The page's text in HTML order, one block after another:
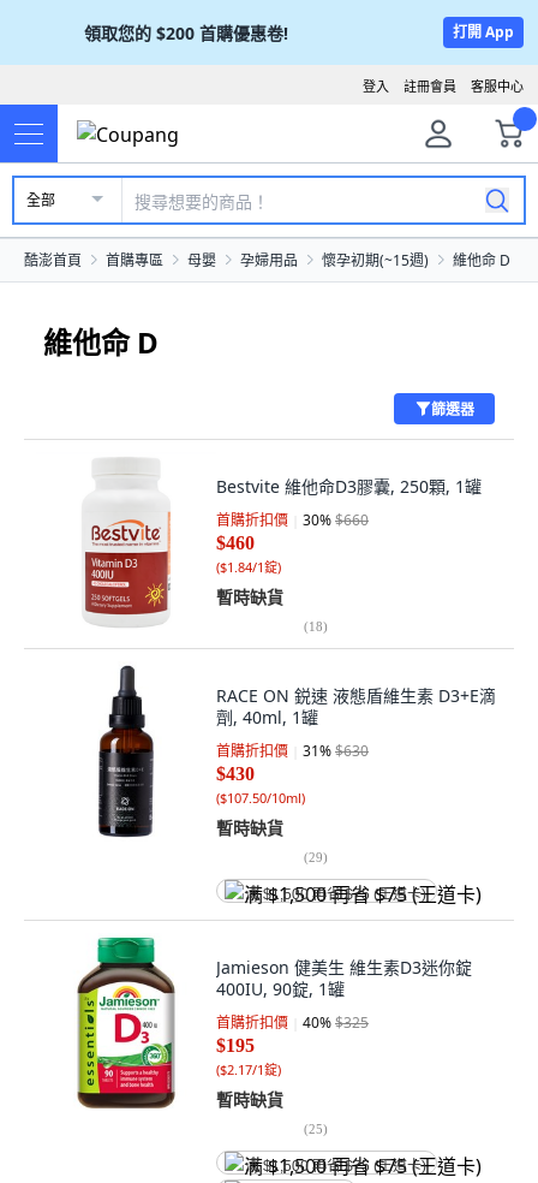
領取您的 $200 首購優惠卷! 打開 App
客服中心
註冊會員
登入
全部
酷澎首頁 首購專區 母嬰 孕婦用品 懷孕初期(~15週) 維他命 D
維他命 D
篩選器
Bestvite 維他命D3膠囊, 250顆, 1罐
首購折扣價 30%$660
$460
($1.84/1錠)
暫時缺貨
(18)
RACE ON 鋭速 液態盾維生素 D3+E滴
劑, 40ml, 1罐
首購折扣價 31%$630
$430
($107.50/10ml)
暫時缺貨
(29)
满 $1,500 再省 $75 (王道卡)
Jamieson 健美生 維生素D3迷你錠
400IU, 90錠, 1罐
首購折扣價 40%$325
$195
($2.17/1錠)
暫時缺貨
(25)
满 $1,500 再省 $75 (王道卡)